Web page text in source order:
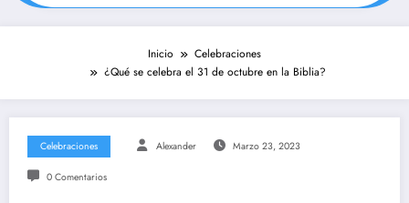
Inicio
Celebraciones
¿Qué se celebra el 31 de octubre en la Biblia?
Celebraciones Alexander Marzo 23, 2023
0 Comentarios